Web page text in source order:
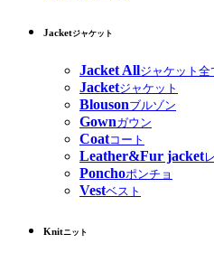
Jacketジャケット
Jacket Allジャケット全
Jacketジャケット
Blousonブルゾン
Gownガウン
Coatコート
Leather&Fur jacket
Ponchoポンチョ
Vestベスト
Knitニット